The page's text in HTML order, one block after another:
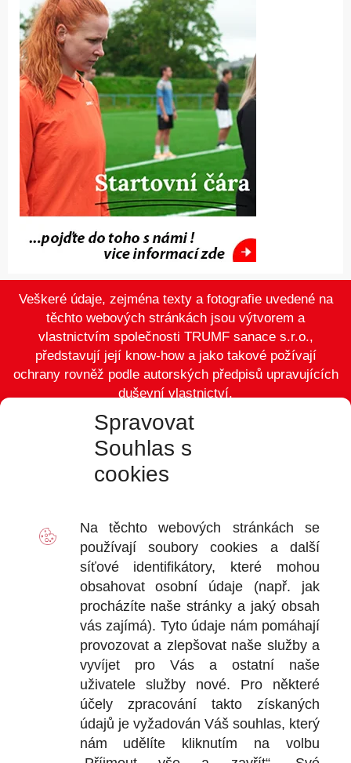
Spravovat
Souhlas s
cookies
Na těchto webových stránkách se
používají souborycookies a další
síťové identifikátory, které mohou
obsahovat osobní údaje (např. jak
procházíte naše stránky a jaký obsah
vás zajímá). Tyto údaje nám pomáhají
provozovat a zlepšovat naše služby a
vyvíjet pro Vás a ostatní naše
uživatele služby nové. Pro některé
účely zpracování takto získaných
údajů je vyžadován Váš souhlas, který
nám udělíte kliknutím na volbu
Veškeré údaje, zejména texty a fotografie uvedené na
těchto webových stránkách jsou výtvorem a
vlastnictvím společnosti TRUMF sanace s.r.o.,
představují její know-how a jako takové požívají
ochrany rovněž podle autorských předpisů upravujících
duševní vlastnictví.
Obchodní